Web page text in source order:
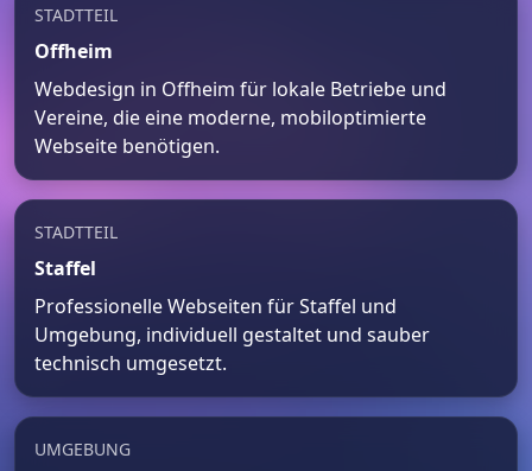
STADTTEIL
Offheim
Webdesign in Offheim für lokale Betriebe und
Vereine, die eine moderne, mobiloptimierte
Webseite benötigen.
STADTTEIL
Staffel
Professionelle Webseiten für Staffel und
Umgebung, individuell gestaltet und sauber
technisch umgesetzt.
UMGEBUNG